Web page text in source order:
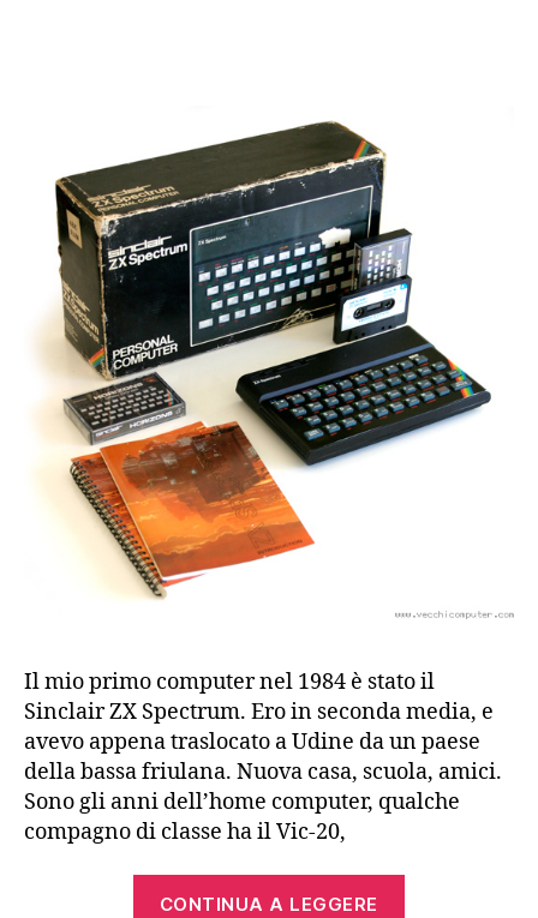
Il mio primo computer nel 1984 è stato il
Sinclair ZX Spectrum. Ero in seconda media, e
avevo appena traslocato a Udine da un paese
della bassa friulana. Nuova casa, scuola, amici.
Sono gli anni dell’home computer, qualche
compagno di classe ha il Vic-20,
CONTINUA A LEGGERE